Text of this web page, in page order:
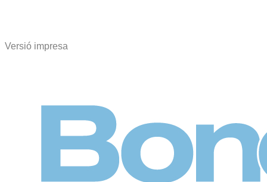
Versió impresa